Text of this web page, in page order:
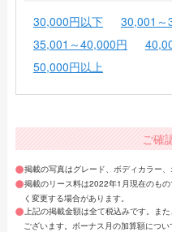
30,000円以下
30,001～
35,001～40,000円
50,000円以上
ご確
掲載の写真はグレード、ボディカラー
掲載のリース料は2022年1月現在のも
く変更する場合があります。
上記の掲載金額は全て税込みです。ま
ございます。ボーナス月の加算額につ